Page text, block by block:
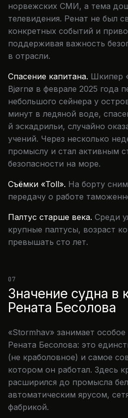
норвежских СМИ, а тема
телевидения. Ренат не был
конкретных событий и
поддерживая важность
в отрасли.
Спасение капитана. Шкипер
Bjørnø в феврале 2025 года
небольшого сейнера у
минут в ледяной воде,
й эскадрильи, случайно
учений. Через несколько
промыслу и стал активным
безопасности на море.
Съёмки «Toll». На борту
передачу о работе
Палтус старше века. Среди
крупные палтусы, возраст
превышать сто лет.
07
Значение судна в
Рената Бесолова
«Stormhav» занимает
Рената Бесолова: это
(не краболовное) и самое
котором он работал. Здесь
расширился до промысла
автоматическим ярусом,
фабрикой.